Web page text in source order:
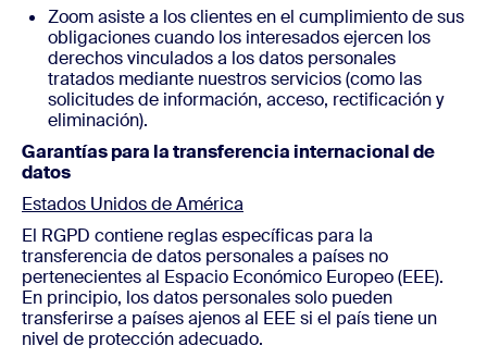
Zoom asiste a los clientes en el cumplimiento de sus
obligaciones cuando los interesados ejercen los
derechos vinculados a los datos personales
tratados mediante nuestros servicios (como las
solicitudes de información, acceso, rectificación y
eliminación).
Garantías para la transferencia internacional de
datos
Estados Unidos de América
El RGPD contiene reglas específicas para la
transferencia de datos personales a países no
pertenecientes al Espacio Económico Europeo (EEE).
En principio, los datos personales solo pueden
transferirse a países ajenos al EEE si el país tiene un
nivel de protección adecuado.